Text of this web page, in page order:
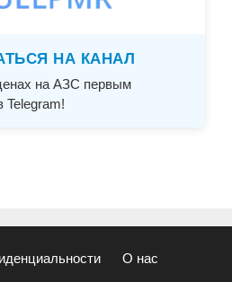
НА КАНАЛ
на АЗС первым
Telegram!
О нас